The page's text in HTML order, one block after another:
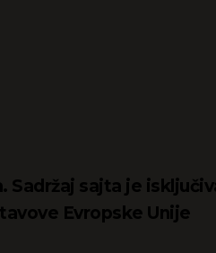
sajta je
Evropske Unije